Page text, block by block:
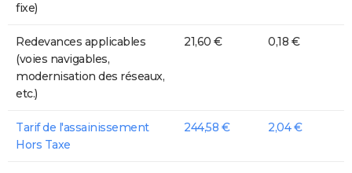
fixe)
Redevances applicables
(voies navigables,
modernisation des réseaux,
etc.)
21,60 € 0,18 €
Tarif de l'assainissement
Hors Taxe
244,58 € 2,04 €